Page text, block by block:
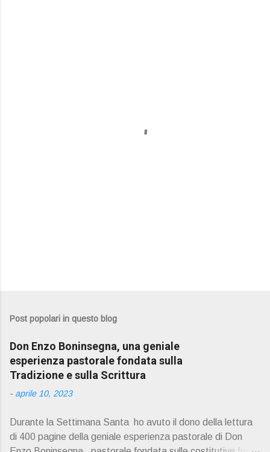
Post popolari in questo blog
Don Enzo Boninsegna, una geniale
esperienza pastorale fondata sulla
Tradizione e sulla Scrittura
- aprile 10, 2023
Durante la Settimana Santa ho avuto il dono della lettura
di 400 pagine della geniale esperienza pastorale di Don